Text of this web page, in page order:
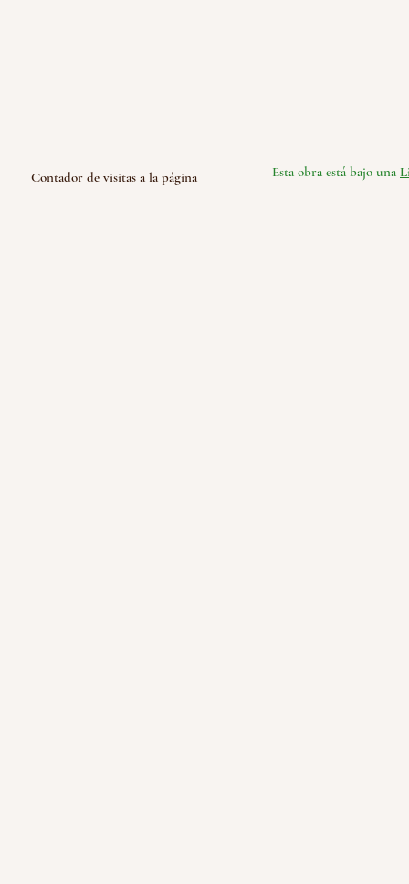
Contador de visitas a la página Esta obra está bajo una